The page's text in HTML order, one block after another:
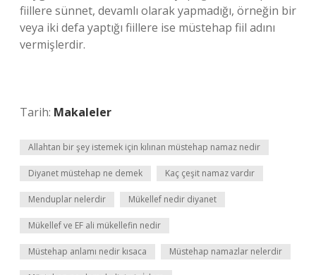
fiillere sünnet, devamlı olarak yapmadığı, örneğin bir
veya iki defa yaptığı fiillere ise müstehap fiil adını
vermişlerdir.
Tarih: Makaleler
Allahtan bir şey istemek için kılınan müstehap namaz nedir
Diyanet müstehap ne demek Kaç çeşit namaz vardır
Menduplar nelerdir Mükellef nedir diyanet
Mükellef ve EF ali mükellefin nedir
Müstehap anlamı nedir kısaca Müstehap namazlar nelerdir